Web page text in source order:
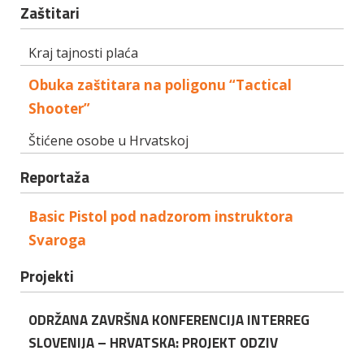
Zaštitari
Kraj tajnosti plaća
Obuka zaštitara na poligonu “Tactical
Shooter”
Štićene osobe u Hrvatskoj
Reportaža
Basic Pistol pod nadzorom instruktora
Svaroga
Projekti
ODRŽANA ZAVRŠNA KONFERENCIJA INTERREG
SLOVENIJA – HRVATSKA: PROJEKT ODZIV